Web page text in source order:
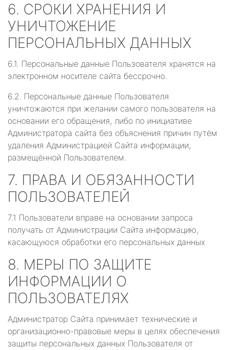
6. СРОКИ ХРАНЕНИЯ И
УНИЧТОЖЕНИЕ
ПЕРСОНАЛЬНЫХ ДАННЫХ
6.1. Персональные данные Пользователя хранятся на
электронном носителе сайта бессрочно.
6.2. Персональные данные Пользователя
уничтожаются при желании самого пользователя на
основании его обращения, либо по инициативе
Администратора сайта без объяснения причин путём
удаления Администрацией Сайта информации,
размещённой Пользователем.
7. ПРАВА И ОБЯЗАННОСТИ
ПОЛЬЗОВАТЕЛЕЙ
7.1 Пользователи вправе на основании запроса
получать от Администрации Сайта информацию,
касающуюся обработки его персональных данных
8. МЕРЫ ПО ЗАЩИТЕ
ИНФОРМАЦИИ О
ПОЛЬЗОВАТЕЛЯХ
Администратор Сайта принимает технические и
организационно-правовые меры в целях обеспечения
защиты персональных данных Пользователя от